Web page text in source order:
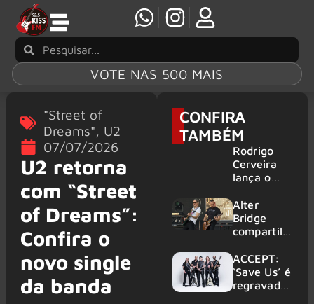
VOTE NAS 500 MAIS
"Street of
Dreams", U2
07/07/2026
U2 retorna
com “Street
of Dreams”:
Confira o
novo single
da banda
CONFIRA
TAMBÉM
Rodrigo
Cerveira
lança o
Searcher”
Alter
Bridge
compartilh
vivo de
“Fortress”
gravada
ACCEPT:
‘Save Us’ é
regravada